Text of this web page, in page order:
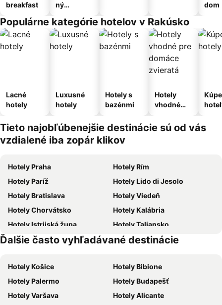
breakfast
ný
dom
Populárne kategórie hotelov v Rakúsko
Lacné
hotely
Luxusné
hotely
Hotely s
bazénmi
Hotely
vhodné
domáce
zvieratá
Tieto najobľúbenejšie destinácie sú od vás
vzdialené iba zopár klikov
Hotely Praha
Hotely Rím
Hotely Paríž
Hotely Lido di Jesolo
Hotely Bratislava
Hotely Viedeň
Hotely Chorvátsko
Hotely Kalábria
Hotely Istrijská župa
Hotely Taliansko
Hotely Malorka
Hotely Slovensko
Ďalšie často vyhľadávané destinácie
Hotely Košice
Hotely Bibione
Hotely Palermo
Hotely Budapešť
Hotely Varšava
Hotely Alicante